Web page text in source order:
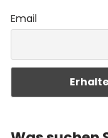
Email